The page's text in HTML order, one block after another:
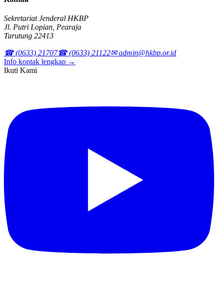
Sekretariat Jenderal HKBP
Jl. Putri Lopian, Pearaja
Tarutung 22413
☎ (0633) 21707☎ (0633) 21122✉ admin@hkbp.or.id
Info kontak lengkap →
Ikuti Kami